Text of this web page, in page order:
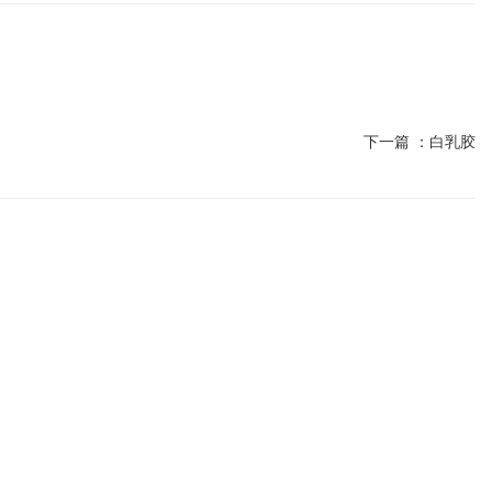
下一篇 ： 白乳胶